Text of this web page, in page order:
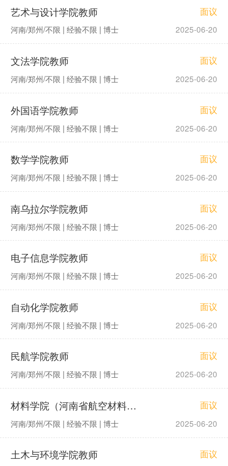
艺术与设计学院教师 面议
河南/郑州/不限 | 经验不限 | 博士 2025-06-20
文法学院教师 面议
河南/郑州/不限 | 经验不限 | 博士 2025-06-20
外国语学院教师 面议
河南/郑州/不限 | 经验不限 | 博士 2025-06-20
数学学院教师 面议
河南/郑州/不限 | 经验不限 | 博士 2025-06-20
南乌拉尔学院教师 面议
河南/郑州/不限 | 经验不限 | 博士 2025-06-20
电子信息学院教师 面议
河南/郑州/不限 | 经验不限 | 博士 2025-06-20
自动化学院教师 面议
河南/郑州/不限 | 经验不限 | 博士 2025-06-20
民航学院教师 面议
河南/郑州/不限 | 经验不限 | 博士 2025-06-20
材料学院（河南省航空材料及应用技术重点实验室）教师 面议
河南/郑州/不限 | 经验不限 | 博士 2025-06-20
土木与环境学院教师 面议